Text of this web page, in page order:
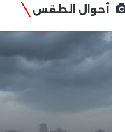
أحوال الطقس